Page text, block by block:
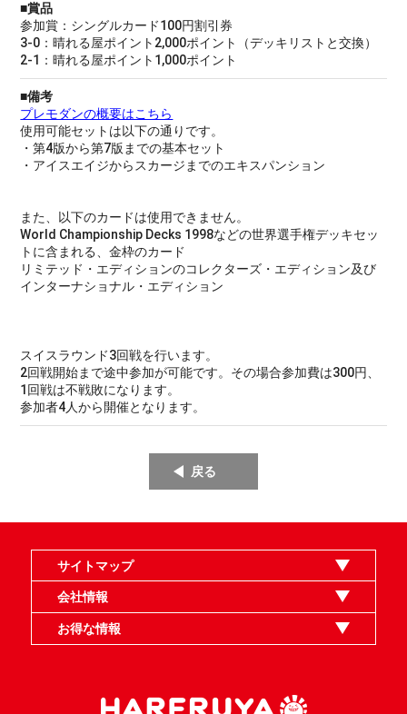
■賞品
参加賞：シングルカード100円割引券
3-0：晴れる屋ポイント2,000ポイント（デッキリストと交換）
2-1：晴れる屋ポイント1,000ポイント
■備考
プレモダンの概要はこちら
使用可能セットは以下の通りです。
・第4版から第7版までの基本セット
・アイスエイジからスカージまでのエキスパンション
また、以下のカードは使用できません。
World Championship Decks 1998などの世界選手権デッキセッ
トに含まれる、金枠のカード
リミテッド・エディションのコレクターズ・エディション及び
インターナショナル・エディション
スイスラウンド3回戦を行います。
2回戦開始まで途中参加が可能です。その場合参加費は300円、
1回戦は不戦敗になります。
参加者4人から開催となります。
戻る
サイトマップ
オンラインショップ
買取
記事
選手一覧
デッキ検索
デッキ構築
イベント・大会
店舗のご案内
お問い合わせ
ヘルプ
FAQ
会社情報
利用規約
スタッフ募集
特定商取引法表示
個人情報保護指針
企業情報
お得な情報